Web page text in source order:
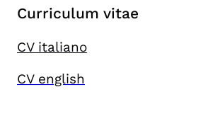
Curriculum vitae
CV italiano
CV english